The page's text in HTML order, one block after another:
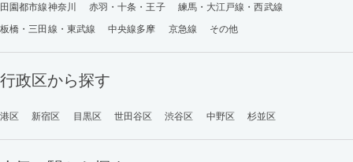
田園都市線神奈川
赤羽・十条・王子
練馬・大江戸線・西武線
板橋・三田線・東武線
中央線多摩 京急線 その他
行政区から探す
港区 新宿区 目黒区 世田谷区 渋谷区 中野区 杉並区